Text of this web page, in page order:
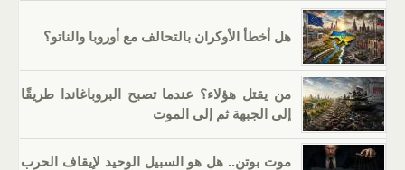
هل أخطأ الأوكران بالتحالف مع أوروبا والناتو؟
من يقتل هؤلاء؟ عندما تصبح البروباغاندا طريقًا
إلى الجبهة ثم إلى الموت
موت بوتن.. هل هو السبيل الوحيد لإيقاف الحرب